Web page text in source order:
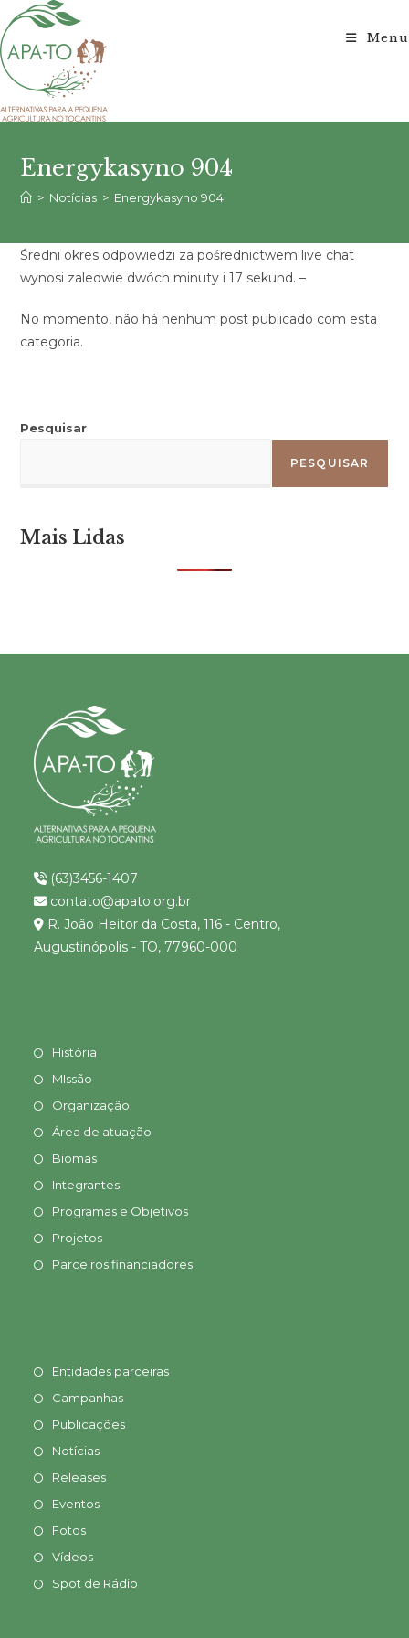
para
o
conteúdo
Menu
Energykasyno 904
> Notícias > Energykasyno 904
Średni okres odpowiedzi za pośrednictwem live chat
wynosi zaledwie dwóch minuty i 17 sekund. –
No momento, não há nenhum post publicado com esta
categoria.
Pesquisar
PESQUISAR
Mais Lidas
(63)3456-1407
contato@apato.org.br
R. João Heitor da Costa, 116 - Centro,
Augustinópolis - TO, 77960-000
História
MIssão
Organização
Área de atuação
Biomas
Integrantes
Programas e Objetivos
Projetos
Parceiros financiadores
Entidades parceiras
Campanhas
Publicações
Notícias
Releases
Eventos
Fotos
Vídeos
Spot de Rádio